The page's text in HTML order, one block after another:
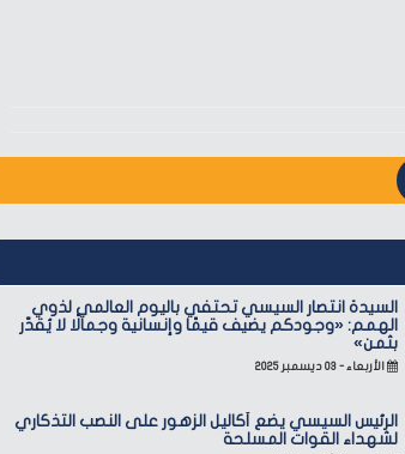
السيدة انتصار السيسي تحتفي باليوم العالمي لذوي
الهمم: «وجودكم يضيف قيمًا وإنسانية وجمالًا لا يُقدّر
بثمن»
الأربعاء - ٠٣ ديسمبر ٢٠٢٥
الرئيس السيسي يضع أكاليل الزهور على النصب التذكاري
لشهداء القوات المسلحة